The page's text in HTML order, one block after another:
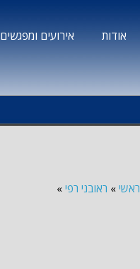
אודות אירועים ומפגשים
ראשי » ראובני רפי »